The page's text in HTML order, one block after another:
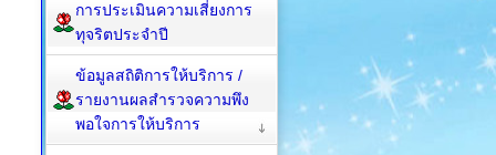
การประเมินความเสี่ยงการ
ทุจริตประจำปี
ข้อมูลสถิติการให้บริการ /
รายงานผลสำรวจความพึง
พอใจการให้บริการ